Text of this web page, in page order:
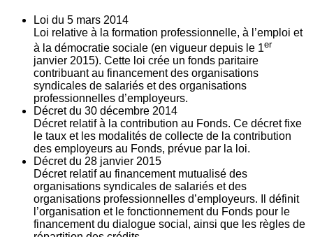
Loi du 5 mars 2014
Loi relative à la formation professionnelle, à l’emploi et
à la démocratie sociale (en vigueur depuis le 1er
janvier 2015). Cette loi crée un fonds paritaire
contribuant au financement des organisations
syndicales de salariés et des organisations
professionnelles d’employeurs.
Décret du 30 décembre 2014
Décret relatif à la contribution au Fonds. Ce décret fixe
le taux et les modalités de collecte de la contribution
des employeurs au Fonds, prévue par la loi.
Décret du 28 janvier 2015
Décret relatif au financement mutualisé des
organisations syndicales de salariés et des
organisations professionnelles d’employeurs. Il définit
l’organisation et le fonctionnement du Fonds pour le
financement du dialogue social, ainsi que les règles de